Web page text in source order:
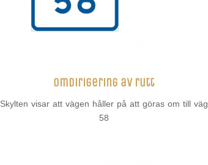
Omdirigering av rutt
Skylten visar att vägen håller på att göras om till väg
58